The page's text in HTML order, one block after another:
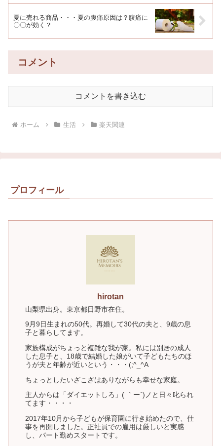
夏に売れる商品・・・夏の腹痛原因は？腹痛に
〇〇が効く？
コメント
コメントを書き込む
ホーム 生活 楽天関連
プロフィール
hirotan
山梨県出身。東京都日野市在住。
9月9日生まれの50代。再婚して30代の夫と、9歳の息
子と暮らしてます。
家族構成がちょっと複雑な我が家。私には別居の成人
した息子と、18歳で結婚した娘がいて子どもたちのほ
うが夫と年齢が近いという・・・(;^_^A
ちょっとしたいざこざはありながらも幸せな家庭。
主人からは「ダイエットしろ」( ｀ー´)ノと日々叱られ
てます・・・・
2017年10月から子どもが保育園に行き始めたので、仕
事を再開しました。正社員での雇用は厳しいと実感
し、パート勤めスタートです。